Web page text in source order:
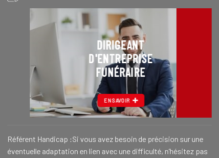
DIRIGEANT
D'ENTREPRISE
FUNÉRAIRE
EN SAVOIR
Référent Handicap :Si vous avez besoin de précision sur une
éventuelle adaptation en lien avec une difficulté, n’hésitez pas